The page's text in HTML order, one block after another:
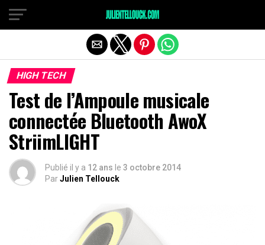
HIGH TECH
Test de l’Ampoule musicale
connectée Bluetooth AwoX
StriimLIGHT
Publié il y a 12 ans le 3 octobre 2014
ParJulien Tellouck